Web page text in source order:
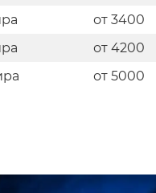
от 3400
от 4200
от 5000